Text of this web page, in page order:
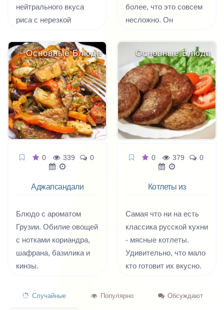
заправками.
Получается
Давайте приготовим
традиционный
грузинский салат с
овощами, мясом и
зеленью «Тбилиси».
нейтрального вкуса
риса с нерезкой
тклапи, пряной
зеленью заправки и
слегка вяжущим
ароматом орехов
создает характерный
вкус и запах супа-
харчо. Летом тклапи
можно заменить
(ткемали), а говядину
нельзя уже ничем
полное грузинское
название харчо —
«дзрохис хорци
харшот» — означает
«суп из говядины», или,
для харчо».
более, что это совсем
несложно. Он
пряностей и подается к
мясу или рыбе.
Предлагаем простой
базовый рецепт соуса
ткемали, который вы
можете варьировать
затем на свой вкус.
послаще или покислее,
с травами и зеленью,
остроты.
Основные Блюда
0 339 0
Аджапсандали
Блюдо с ароматом
Грузии. Обилие овощей
с нотками кориандра,
шафрана, базилика и
кинзы.
Основные Блюда
0 379 0
Котлеты из
Самая что ни на есть
классика русской кухни
- мясные котлеты.
Удивительно, что мало
кто готовит их вкусно.
вкусными, чтобы
Случайные Популярно Обсуждают